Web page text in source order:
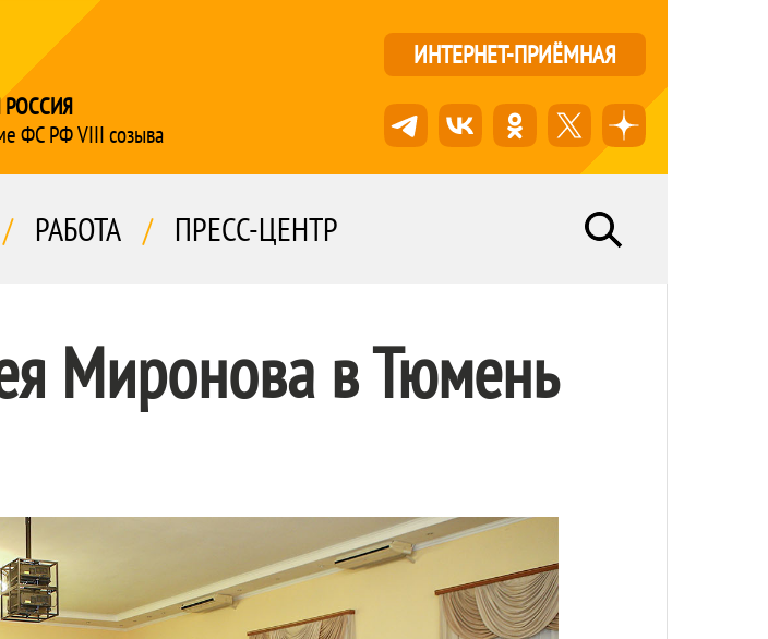
РОССИЯ
ФС РФ VIII созыва
ИНТЕРНЕТ-ПРИЁМНАЯ
/ РАБОТА / ПРЕСС-ЦЕНТР
Миронова в Тюмень